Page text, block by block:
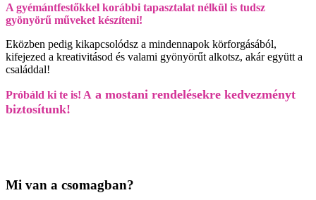
A gyémántfestőkkel korábbi tapasztalat nélkül is tudsz
gyönyörű műveket készíteni!
Eközben pedig kikapcsolódsz a mindennapok körforgásából,
kifejezed a kreativitásod és valami gyönyörűt alkotsz, akár együtt a
családdal!
Próbáld ki te is! A a mostani rendelésekre kedvezményt
biztosítunk!
Mi van a csomagban?